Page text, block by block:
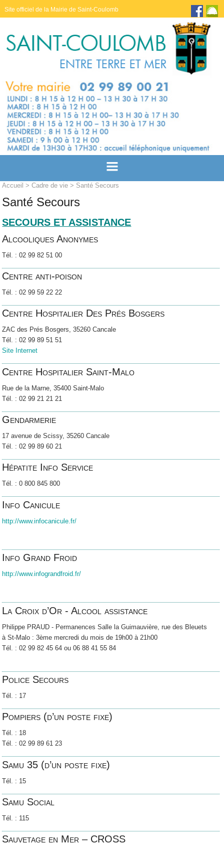
Site officiel de la Mairie de Saint-Coulomb
Accueil >Cadre de vie > Santé Secours
Santé Secours
SECOURS ET ASSISTANCE
Alcooliques Anonymes
Tél. : 02 99 82 51 00
Centre anti-poison
Tél. : 02 99 59 22 22
Centre Hospitalier Des Prés Bosgers
ZAC des Prés Bosgers, 35260 Cancale
Tél. : 02 99 89 51 51
Site Internet
Centre Hospitalier Saint-Malo
Rue de la Marne, 35400 Saint-Malo
Tél. : 02 99 21 21 21
Gendarmerie
17 avenue de Scissy, 35260 Cancale
Tél. : 02 99 89 60 21
Hépatite Info Service
Tél. : 0 800 845 800
Info Canicule
http://www.infocanicule.fr/
Info Grand Froid
http://www.infograndfroid.fr/
La Croix d’Or - Alcool assistance
Philippe PRAUD - Permanences Salle la Guimauvière, rue des Bleuets
à St-Malo : 3èmemercredi du mois de 19h00 à 21h00
Tél. : 02 99 82 45 64 ou 06 88 41 55 84
Police Secours
Tél. : 17
Pompiers (d’un poste fixe)
Tél. : 18
Tél. : 02 99 89 61 23
Samu 35 (d’un poste fixe)
Tél. : 15
Samu Social
Tél. : 115
Sauvetage en Mer – CROSS